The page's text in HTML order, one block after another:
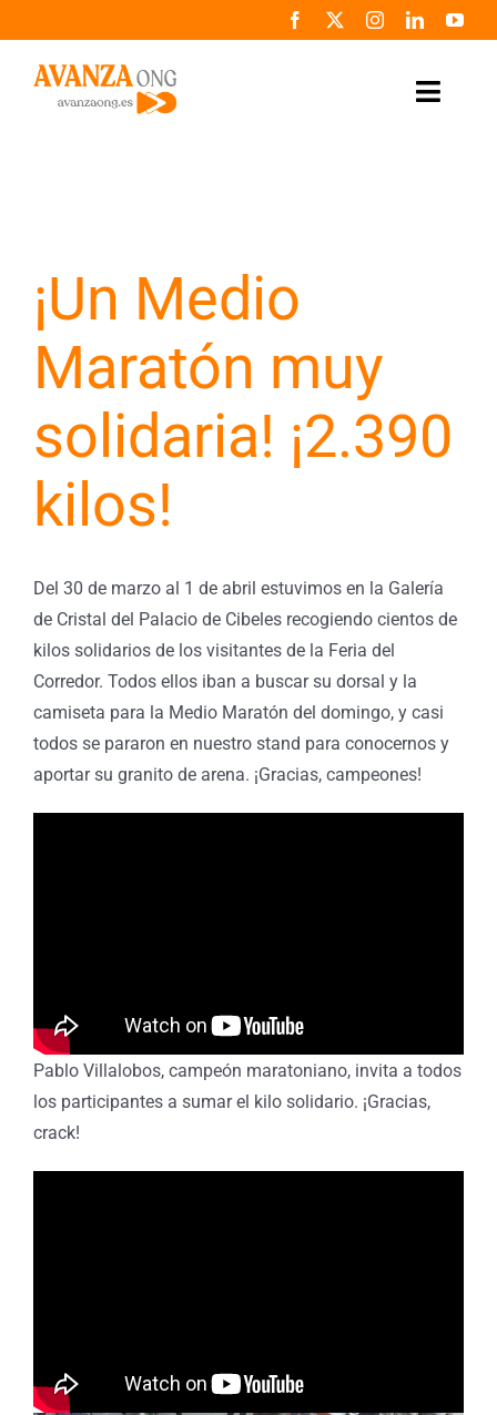
al
contenido
Toggle
Colabora
Noticias
Programas
Zona de prensa
¡Un Medio
Maratón muy
solidaria! ¡2.390
kilos!
Del 30 de marzo al 1 de abril estuvimos en la Galería
de Cristal del Palacio de Cibeles recogiendo cientos de
kilos solidarios de los visitantes de la Feria del
Corredor. Todos ellos iban a buscar su dorsal y la
camiseta para la Medio Maratón del domingo, y casi
todos se pararon en nuestro stand para conocernos y
aportar su granito de arena. ¡Gracias, campeones!
Pablo Villalobos, campeón maratoniano, invita a todos
los participantes a sumar el kilo solidario. ¡Gracias,
crack!